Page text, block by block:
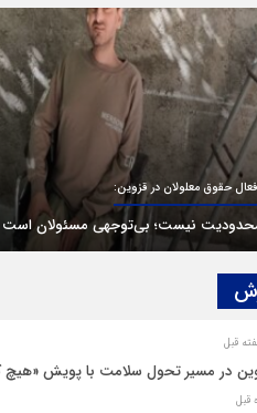
منتشر نشده با پروفسور اهرنجانی،
در مسیر تحول سلامت با پویش